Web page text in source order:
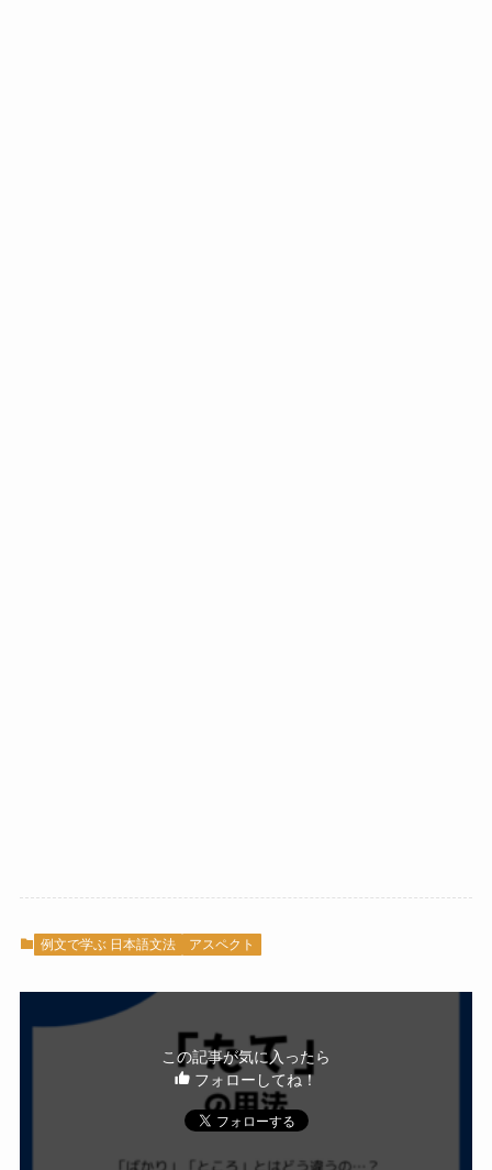
例文で学ぶ 日本語文法 アスペクト
この記事が気に入ったら
フォローしてね！